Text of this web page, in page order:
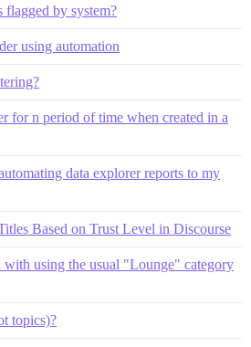
flagged by system?
using automation
for n period of time when created in a
data explorer reports to my
Based on Trust Level in Discourse
with using the usual "Lounge" category
topics)?